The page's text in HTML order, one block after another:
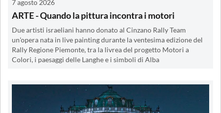
7 agosto 2026
ARTE - Quando la pittura incontra i motori
Due artisti israeliani hanno donato al Cinzano Rally Team
un'opera nata in live painting durante la ventesima edizione del
Rally Regione Piemonte, tra la livrea del progetto Motori a
Colori, i paesaggi delle Langhe e i simboli di Alba